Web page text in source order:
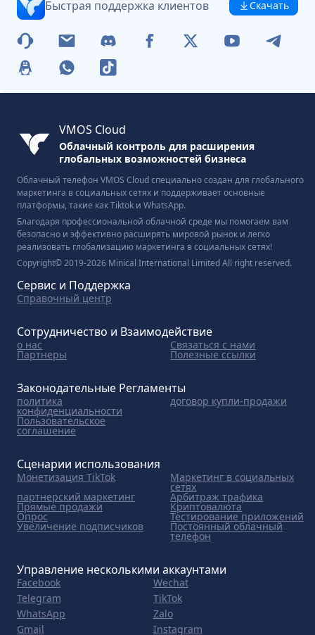
Быстрая поддержка клиентов Скачать
VMOS Cloud
Облачный контроль для расширения
глобальных возможностей бизнеса
Облачный телефон VMOS Cloud специально создан для глобального
маркетинга в социальных сетях и поддерживает основные
платформы, такие как Tiktok и WhatsApp.
Благодаря профессиональной облачной среде мы помогаем вам
безопасно и эффективно расширять мировой рынок и легко
реализовать глобализацию маркетинга в социальных сетях!
Copyright© 2019-2026 Minical International Limited All right reserved.
Сервис и Поддержка
Справочный центр
Сотрудничество и Взаимодействие
о нас Связаться с нами
Партнеры Полезные ссылки
Законодательные Регламенты
политика
конфиденциальности
договор купли-продажи
Пользовательское
соглашение
Сценарии использования
Монетизация TikTok Маркетинг в социальных
сетях
партнерский маркетинг Арбитраж трафика
Прямые продажи Криптовалюта
Опрос Тестирование приложений
Увеличение подписчиков Постоянный облачный
телефон
Управление несколькими аккаунтами
Facebook
Wechat
Telegram
TikTok
WhatsApp
Zalo
Gmail
Instagram